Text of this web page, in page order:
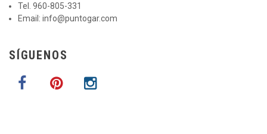
Tel. 960-805-331
Email: info@puntogar.com
SÍGUENOS